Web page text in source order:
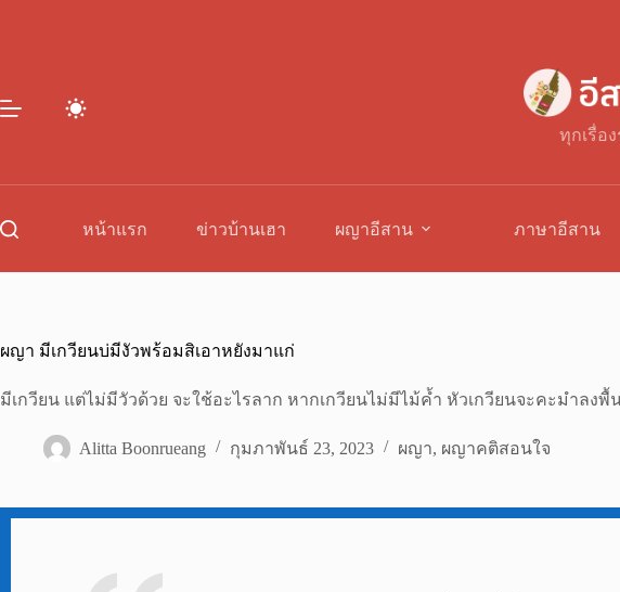
ทุกเรื่อ
หน้าแรก ข่าวบ้านเฮา ผญาอีสาน ภาษาอีสาน
ผญา มีเกวียนบ่มีงัวพร้อมสิเอาหยังมาแก่
มีเกวียน แต่ไม่มีวัวด้วย จะใช้อะไรลาก หากเกวียนไม่มีไม้ค้ำ หัวเกวียนจะคะมำลงพื้
Alitta Boonrueang กุมภาพันธ์ 23, 2023 ผญา, ผญาคติสอนใจ